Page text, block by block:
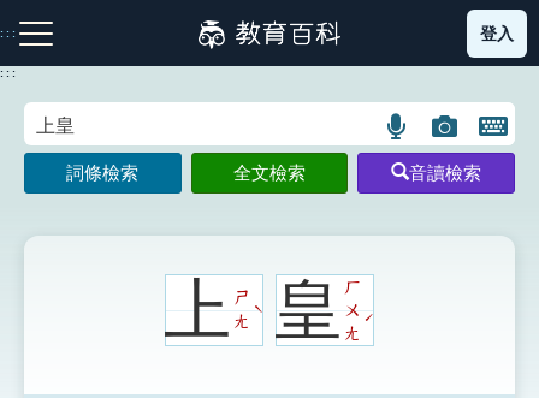
到
主
:::
注音索引圖示 筆畫索引圖示 部首索引表圖示
登入
:::
語
言
搜
圖
片
搜
開
鍵
圖
詞條檢索 全文檢索 音讀檢索
上ㄕ
ㄤ
ˋ 皇ㄏ
ㄨ
ㄤ
ˊ